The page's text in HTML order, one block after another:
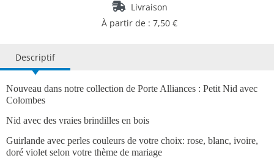
Livraison
À partir de : 7,50 €
Descriptif
Nouveau dans notre collection de Porte Alliances : Petit Nid avec
Colombes
Nid avec des vraies brindilles en bois
Guirlande avec perles couleurs de votre choix: rose, blanc, ivoire,
doré violet selon votre thème de mariage